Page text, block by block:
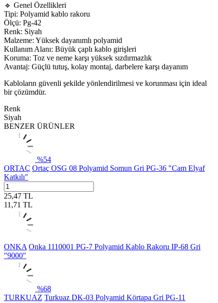
🔹 Genel Özellikleri
Tipi: Polyamid kablo rakoru
Ölçü: Pg-42
Renk: Siyah
Malzeme: Yüksek dayanımlı polyamid
Kullanım Alanı: Büyük çaplı kablo girişleri
Koruma: Toz ve neme karşı yüksek sızdırmazlık
Avantaj: Güçlü tutuş, kolay montaj, darbelere karşı dayanım
Kabloların güvenli şekilde yönlendirilmesi ve korunması için ideal
bir çözümdür.
Renk
Siyah
BENZER ÜRÜNLER
%54
ORTAÇ Ortaç OSG 08 Polyamid Somun Gri PG-36 "Cam Elyaf
Katkılı"
25,47 TL
11,71 TL
ONKA Onka 1110001 PG-7 Polyamid Kablo Rakoru IP-68 Gri
"9000"
%68
TURKUAZ Turkuaz DK-03 Polyamid Körtapa Gri PG-11